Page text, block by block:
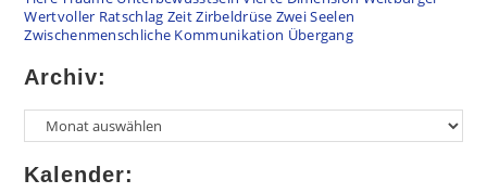
Wertvoller Ratschlag ZeitZirbeldrüse Zwei Seelen
Zwischenmenschliche Kommunikation Übergang
Archiv:
Kalender: